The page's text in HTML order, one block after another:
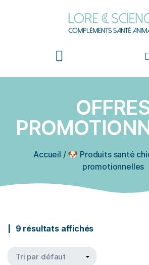
Accueil / 🐶 Produits santé
promotionnelles
9 résultats affichés